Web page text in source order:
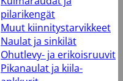
pilarikengät
Muut kiinnitystarvikkeet
Naulat ja sinkilät
Ohutlevy- ja erikoisruuvit
Pikanaulat ja kiila-